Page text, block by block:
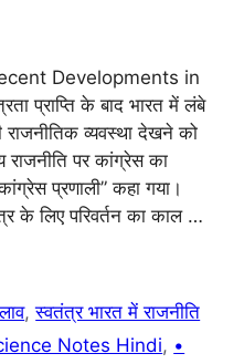
Developments in
प्राप्ति के बाद भारत में लंबे
व्यवस्था देखने को
राजनीति पर कांग्रेस का
प्रणाली” कहा गया।
के लिए परिवर्तन का काल …
,स्वतंत्र भारत में राजनीति
Notes Hindi, •